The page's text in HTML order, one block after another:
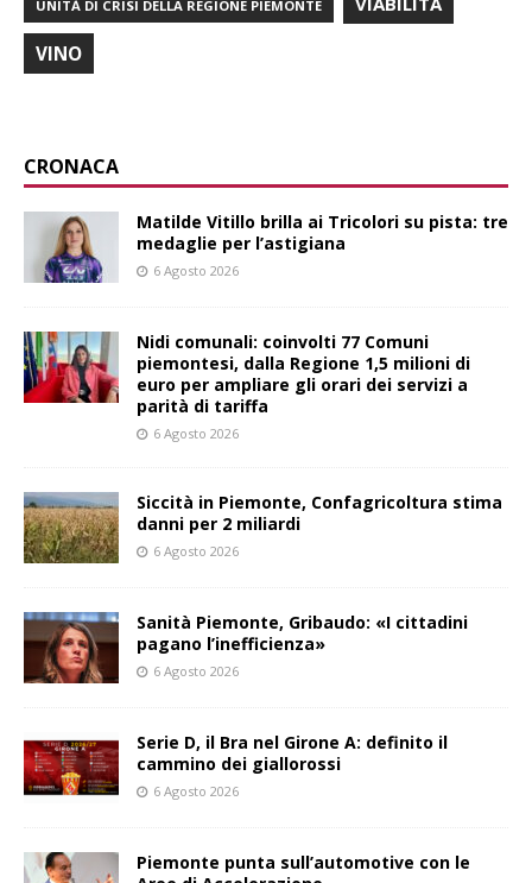
UNITÀ DI CRISI DELLA REGIONE PIEMONTE
VINO
CRONACA
Matilde Vitillo brilla ai Tricolori su pista: tre
medaglie per l’astigiana
6 Agosto 2026
Nidi comunali: coinvolti 77 Comuni
piemontesi, dalla Regione 1,5 milioni di
euro per ampliare gli orari dei servizi a
parità di tariffa
6 Agosto 2026
Siccità in Piemonte, Confagricoltura stima
danni per 2 miliardi
6 Agosto 2026
Sanità Piemonte, Gribaudo: «I cittadini
pagano l’inefficienza»
6 Agosto 2026
Serie D, il Bra nel Girone A: definito il
cammino dei giallorossi
6 Agosto 2026
Piemonte punta sull’automotive con le